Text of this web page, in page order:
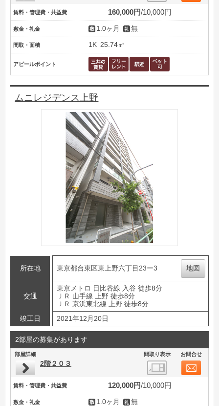
賃料・管理費・共益費 160,000円 10,000円
敷金・礼金 1.0ヶ月 無
間取・面積 1K 25.74㎡
アピールポイント
ムニレジデンス上野
所在地 東京都台東区東上野六丁目23ー3 地図
交通
東京メトロ 日比谷線 入谷 徒歩8分
ＪＲ 山手線 上野 徒歩8分
ＪＲ 京浜東北線 上野 徒歩8分
竣工日
2021年12月20日
2部屋の募集があります
部屋詳細 間取り表示 お問合せ
2階２０３
賃料・管理費・共益費 120,000円 10,000円
敷金・礼金 1.0ヶ月 無